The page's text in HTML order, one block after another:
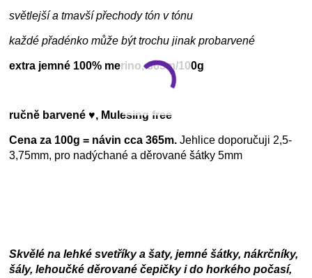
světlejší a tmavší přechody tón v tónu
každé přadénko může být trochu jinak probarvené
extra jemné 100% merino, 365m/100g
ručně barvené ♥, Mulesing free
Cena za 100g = návin cca 365m. Jehlice doporučuji 2,5-
3,75mm, pro nadýchané a děrované šátky 5mm
Skvělé na lehké svetříky a šaty, jemné šátky, nákrčníky,
šály, lehoučké děrované čepičky i do horkého počasí,